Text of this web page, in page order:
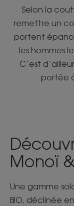
Selon la
remettre un
portent
les hommes
C’est
portée
Monoï
Une gamme
BIO, déclinée